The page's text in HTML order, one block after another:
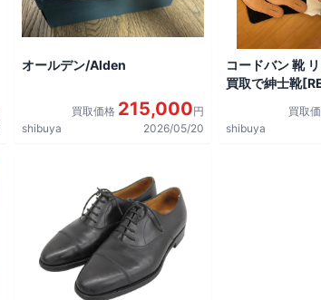
オールデン/Alden
買取価格 215,000円
shibuya
2026/05/20
コードバン 靴
買取で紳士靴
買取
shibuya